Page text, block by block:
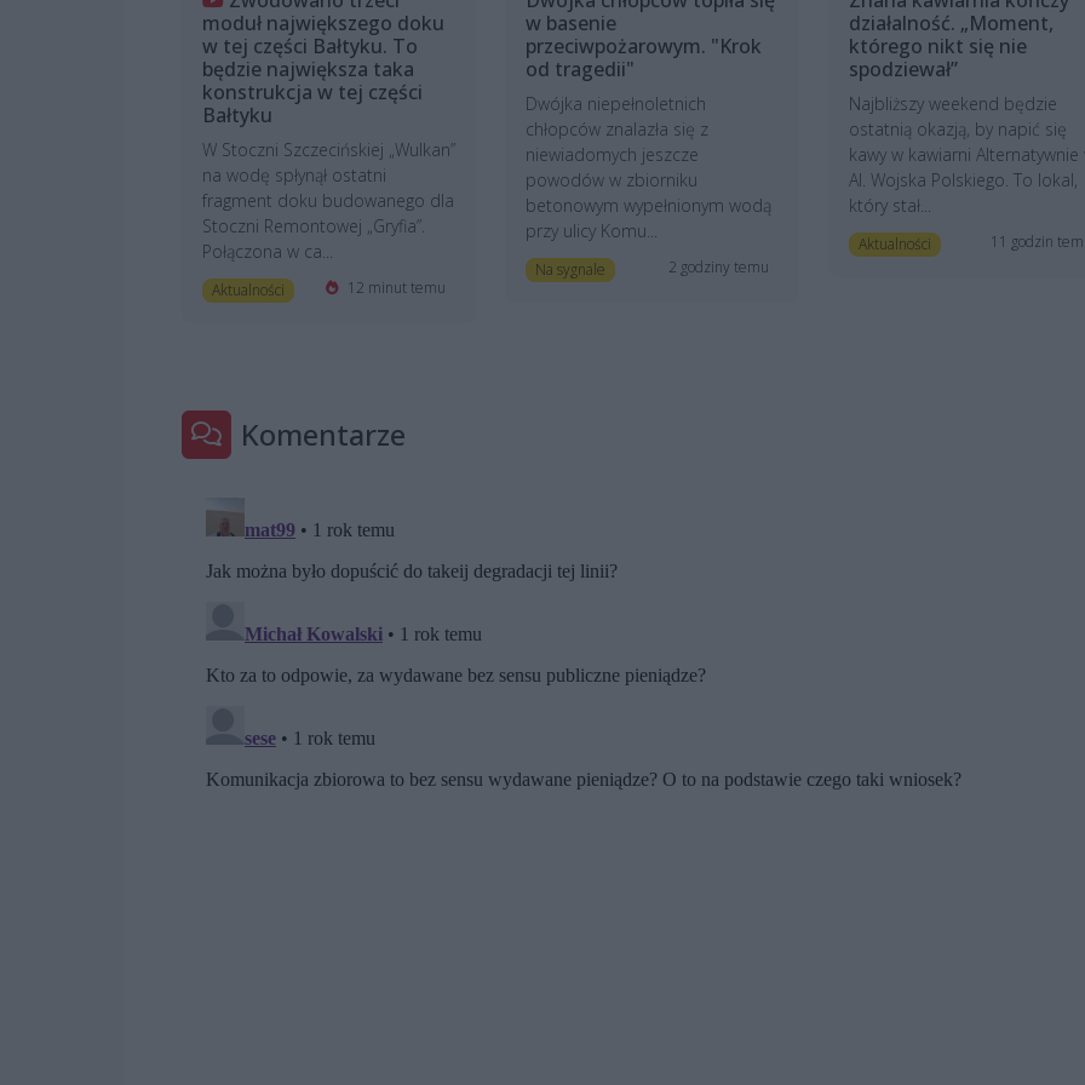
moduł największego doku
w tej części Bałtyku. To
będzie największa taka
konstrukcja w tej części
Bałtyku
W Stoczni Szczecińskiej „Wulkan”
na wodę spłynął ostatni
fragment doku budowanego dla
Stoczni Remontowej „Gryfia”.
Połączona w ca...
Aktualności 12 minut temu
w basenie
przeciwpożarowym. "Krok
od tragedii"
Dwójka niepełnoletnich
chłopców znalazła się z
niewiadomych jeszcze
powodów w zbiorniku
betonowym wypełnionym wodą
przy ulicy Komu...
Na sygnale 2 godziny temu
działalność. „Moment,
którego nikt się nie
spodziewał”
Najbliższy weekend będzie
ostatnią okazją, by napić się
kawy w kawiarni Alternatywnie
Al. Wojska Polskiego. To lokal,
który stał...
Aktualności 11 godzin
Komentarze